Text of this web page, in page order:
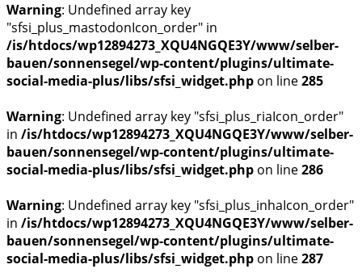
Warning: Undefined array key
"sfsi_plus_mastodonIcon_order" in
/is/htdocs/wp12894273_XQU4NGQE3Y/www/selber-
bauen/sonnensegel/wp-content/plugins/ultimate-
social-media-plus/libs/sfsi_widget.php on line285
Warning: Undefined array key "sfsi_plus_riaIcon_order"
in /is/htdocs/wp12894273_XQU4NGQE3Y/www/selber-
bauen/sonnensegel/wp-content/plugins/ultimate-
social-media-plus/libs/sfsi_widget.php on line286
Warning: Undefined array key "sfsi_plus_inhaIcon_order"
in /is/htdocs/wp12894273_XQU4NGQE3Y/www/selber-
bauen/sonnensegel/wp-content/plugins/ultimate-
social-media-plus/libs/sfsi_widget.php on line287